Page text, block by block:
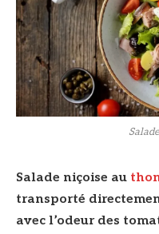
Salade niçoise au
transporté
avec l’odeur des